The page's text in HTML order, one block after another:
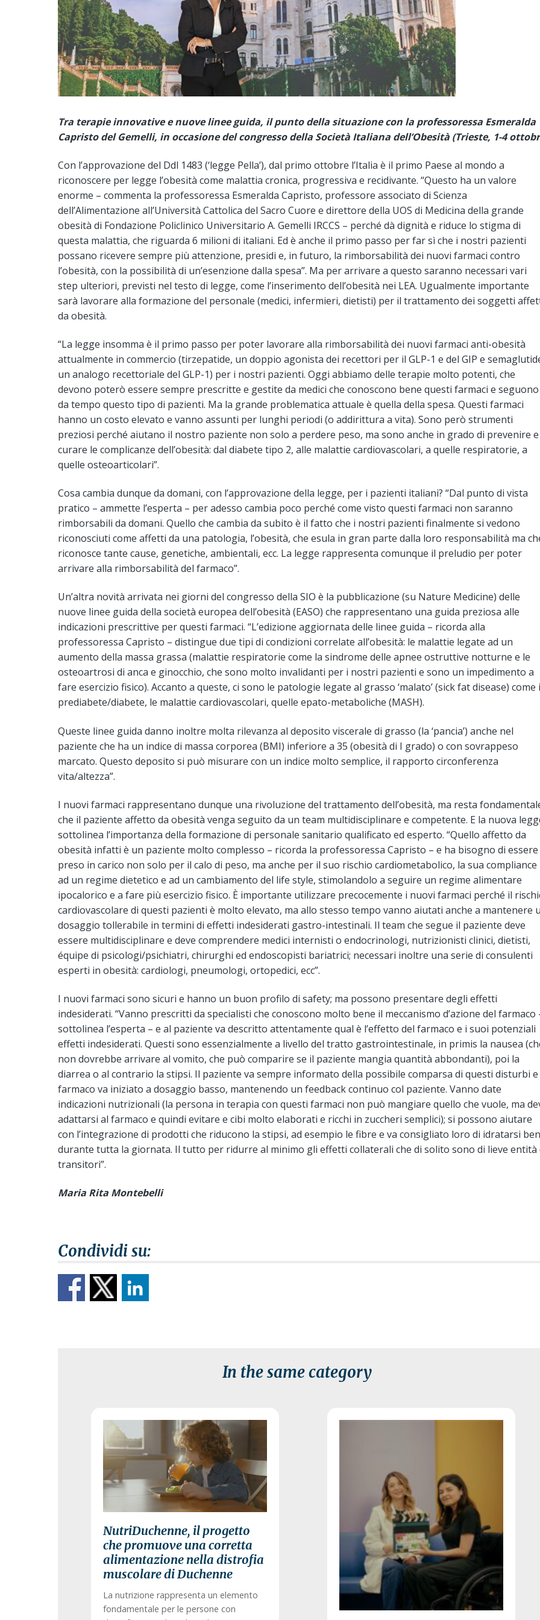
Tra terapie innovative e nuove linee guida, il punto della situazione con la professoressa Esmeralda
Capristo del Gemelli, in occasione del congresso della Società Italiana dell’Obesità (Trieste, 1-4
Con l’approvazione del Ddl 1483 (‘legge Pella’), dal primo ottobre l’Italia è il primo Paese al mondo a
riconoscere per legge l’obesità come malattia cronica, progressiva e recidivante. “Questo ha un valore
enorme – commenta la professoressa Esmeralda Capristo, professore associato di Scienza
dell’Alimentazione all’Università Cattolica del Sacro Cuore e direttore della UOS di Medicina della grande
obesità di Fondazione Policlinico Universitario A. Gemelli IRCCS – perché dà dignità e riduce lo stigma di
questa malattia, che riguarda 6 milioni di italiani. Ed è anche il primo passo per far sì che i nostri pazienti
possano ricevere sempre più attenzione, presidi e, in futuro, la rimborsabilità dei nuovi farmaci contro
l’obesità, con la possibilità di un’esenzione dalla spesa”. Ma per arrivare a questo saranno necessari vari
step ulteriori, previsti nel testo di legge, come l’inserimento dell’obesità nei LEA. Ugualmente importante
sarà lavorare alla formazione del personale (medici, infermieri, dietisti) per il trattamento dei soggetti
da obesità.
“La legge insomma è il primo passo per poter lavorare alla rimborsabilità dei nuovi farmaci anti-obesità
attualmente in commercio (tirzepatide, un doppio agonista dei recettori per il GLP-1 e del GIP e
un analogo recettoriale del GLP-1) per i nostri pazienti. Oggi abbiamo delle terapie molto potenti, che
devono poterò essere sempre prescritte e gestite da medici che conoscono bene questi farmaci e seguono
da tempo questo tipo di pazienti. Ma la grande problematica attuale è quella della spesa. Questi farmaci
hanno un costo elevato e vanno assunti per lunghi periodi (o addirittura a vita). Sono però strumenti
preziosi perché aiutano il nostro paziente non solo a perdere peso, ma sono anche in grado di prevenire e
curare le complicanze dell’obesità: dal diabete tipo 2, alle malattie cardiovascolari, a quelle respiratorie, a
quelle osteoarticolari”.
Cosa cambia dunque da domani, con l’approvazione della legge, per i pazienti italiani? “Dal punto di vista
pratico – ammette l’esperta – per adesso cambia poco perché come visto questi farmaci non saranno
rimborsabili da domani. Quello che cambia da subito è il fatto che i nostri pazienti finalmente si vedono
riconosciuti come affetti da una patologia, l’obesità, che esula in gran parte dalla loro responsabilità ma
riconosce tante cause, genetiche, ambientali, ecc. La legge rappresenta comunque il preludio per poter
arrivare alla rimborsabilità del farmaco”.
Un’altra novità arrivata nei giorni del congresso della SIO è la pubblicazione (su Nature Medicine) delle
nuove linee guida della società europea dell’obesità (EASO) che rappresentano una guida preziosa alle
indicazioni prescrittive per questi farmaci. “L’edizione aggiornata delle linee guida – ricorda alla
professoressa Capristo – distingue due tipi di condizioni correlate all’obesità: le malattie legate ad un
aumento della massa grassa (malattie respiratorie come la sindrome delle apnee ostruttive notturne e le
osteoartrosi di anca e ginocchio, che sono molto invalidanti per i nostri pazienti e sono un impedimento a
fare esercizio fisico). Accanto a queste, ci sono le patologie legate al grasso ‘malato’ (sick fat disease) come
prediabete/diabete, le malattie cardiovascolari, quelle epato-metaboliche (MASH).
Queste linee guida danno inoltre molta rilevanza al deposito viscerale di grasso (la ‘pancia’) anche nel
paziente che ha un indice di massa corporea (BMI) inferiore a 35 (obesità di I grado) o con sovrappeso
marcato. Questo deposito si può misurare con un indice molto semplice, il rapporto circonferenza
vita/altezza”.
I nuovi farmaci rappresentano dunque una rivoluzione del trattamento dell’obesità, ma resta
che il paziente affetto da obesità venga seguito da un team multidisciplinare e competente. E la nuova
sottolinea l’importanza della formazione di personale sanitario qualificato ed esperto. “Quello affetto da
obesità infatti è un paziente molto complesso – ricorda la professoressa Capristo – e ha bisogno di essere
preso in carico non solo per il calo di peso, ma anche per il suo rischio cardiometabolico, la sua compliance
ad un regime dietetico e ad un cambiamento del life style, stimolandolo a seguire un regime alimentare
ipocalorico e a fare più esercizio fisico. È importante utilizzare precocemente i nuovi farmaci perché il
cardiovascolare di questi pazienti è molto elevato, ma allo stesso tempo vanno aiutati anche a mantenere
dosaggio tollerabile in termini di effetti indesiderati gastro-intestinali. Il team che segue il paziente deve
essere multidisciplinare e deve comprendere medici internisti o endocrinologi, nutrizionisti clinici, dietisti,
équipe di psicologi/psichiatri, chirurghi ed endoscopisti bariatrici; necessari inoltre una serie di consulenti
esperti in obesità: cardiologi, pneumologi, ortopedici, ecc”.
I nuovi farmaci sono sicuri e hanno un buon profilo di safety; ma possono presentare degli effetti
indesiderati. “Vanno prescritti da specialisti che conoscono molto bene il meccanismo d’azione del farmaco
sottolinea l’esperta – e al paziente va descritto attentamente qual è l’effetto del farmaco e i suoi potenziali
effetti indesiderati. Questi sono essenzialmente a livello del tratto gastrointestinale, in primis la nausea
non dovrebbe arrivare al vomito, che può comparire se il paziente mangia quantità abbondanti), poi la
diarrea o al contrario la stipsi. Il paziente va sempre informato della possibile comparsa di questi disturbi e
farmaco va iniziato a dosaggio basso, mantenendo un feedback continuo col paziente. Vanno date
indicazioni nutrizionali (la persona in terapia con questi farmaci non può mangiare quello che vuole, ma
adattarsi al farmaco e quindi evitare e cibi molto elaborati e ricchi in zuccheri semplici); si possono aiutare
con l’integrazione di prodotti che riducono la stipsi, ad esempio le fibre e va consigliato loro di idratarsi
durante tutta la giornata. Il tutto per ridurre al minimo gli effetti collaterali che di solito sono di lieve entità
transitori”.
Maria Rita Montebelli
In the same category
29 July 2026
NutriDuchenne, il progetto
che promuove una corretta
alimentazione nella distrofia
muscolare di Duchenne
La nutrizione rappresenta un elemento
fondamentale per le persone con